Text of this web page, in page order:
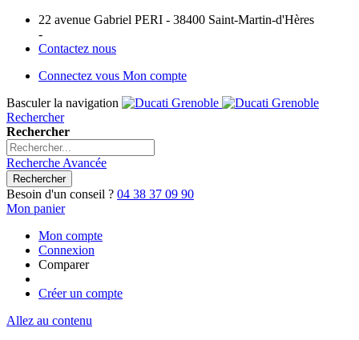
22 avenue Gabriel PERI - 38400 Saint-Martin-d'Hères
-
Contactez nous
Connectez vous Mon compte
Basculer la navigation
Rechercher
Rechercher
Recherche Avancée
Rechercher
Besoin d'un conseil ? 04 38 37 09 90
Mon panier
Mon compte
Connexion
Comparer
Créer un compte
Allez au contenu